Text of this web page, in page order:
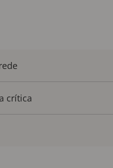
crítica